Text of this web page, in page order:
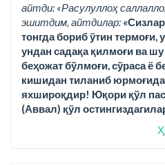
айтди: «Расулуллоҳ
эшитдим, айтдилар:
тонгда бориб ўтин термоғи,
ундан садақа қилмоғи ва
беҳожат бўлмоғи, сўраса ё
кишидан тиланиб
яхшироқдир! Юқори қўл
(Аввал) қўл